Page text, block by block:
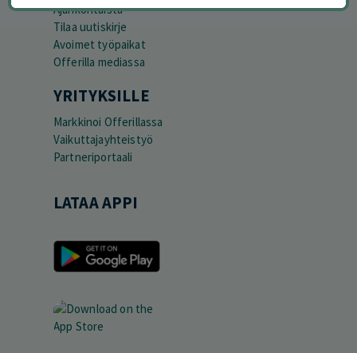
Ajankohtaista
Tilaa uutiskirje
Avoimet työpaikat
Offerilla mediassa
YRITYKSILLE
Markkinoi Offerillassa
Vaikuttajayhteistyö
Partneriportaali
LATAA APPI